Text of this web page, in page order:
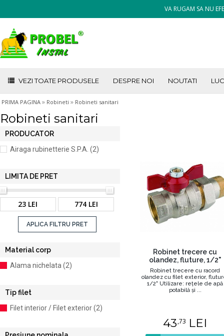
VA RUGAM SA NU
VEZI TOATE PRODUSELE DESPRE NOI NOUTATI
PRIMA PAGINA » Robineti » Robineti sanitari
Robineti sanitari
PRODUCATOR
Airaga rubinetterie S.P.A. (2)
LIMITA DE PRET
23 LEI 774 LEI
APLICA FILTRU PRET
Material corp
Alama nichelata (2)
Tip filet
Filet interior / Filet exterior (2)
Robinet trecere cu
olandez, fluture, 1/2"
Robinet trecere cu racord
olandez cu filet exterior,
1/2" Utilizare: reţele de apă
potabilă şi ...
43,73 LEI